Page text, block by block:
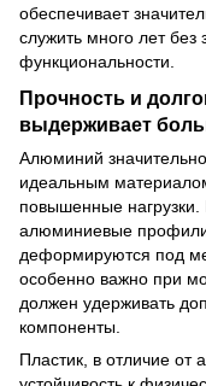
обеспечивает
служить много лет
функциональности.
Прочность и
выдерживает
Алюминий
идеальным
повышенные нагрузки.
алюминиевые
деформируются под
особенно важно при
должен удерживать
компоненты.
Пластик, в отличие